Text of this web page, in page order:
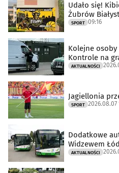
Udało się!
Żubrów
SPORT 09:16
Kolejne osoby
Kontrole na
AKTUALNOŚCI
Jagiellonia
SPORT 2026.08.07
Dodatkowe
Widzewem
AKTUALNOŚCI